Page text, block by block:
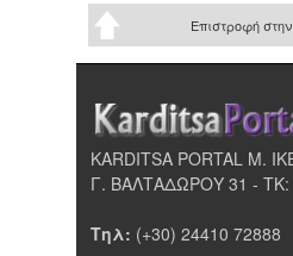
Επιστροφή
KARDITSA PORTAL Μ.
Γ. ΒΑΛΤΑΔΩΡΟΥ 31 - ΤΚ:
Τηλ: (+30) 24410 72888